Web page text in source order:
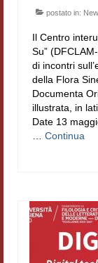
Lo
LEAD
postato in:
Il Centro
Su”
di incontri
della Flora
Documenta
illustrata, in
Date 13
Continua